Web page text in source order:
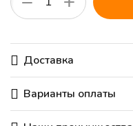
Доставка
Варианты оплаты